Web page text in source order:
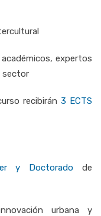
expertos
sector
recibirán3 ECTS
y Doctorado de
urbana y